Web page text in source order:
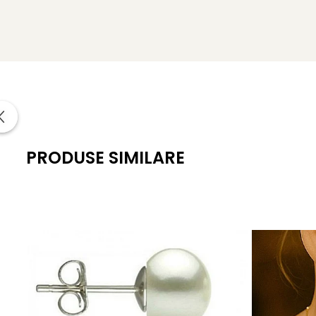
PRODUSE SIMILARE